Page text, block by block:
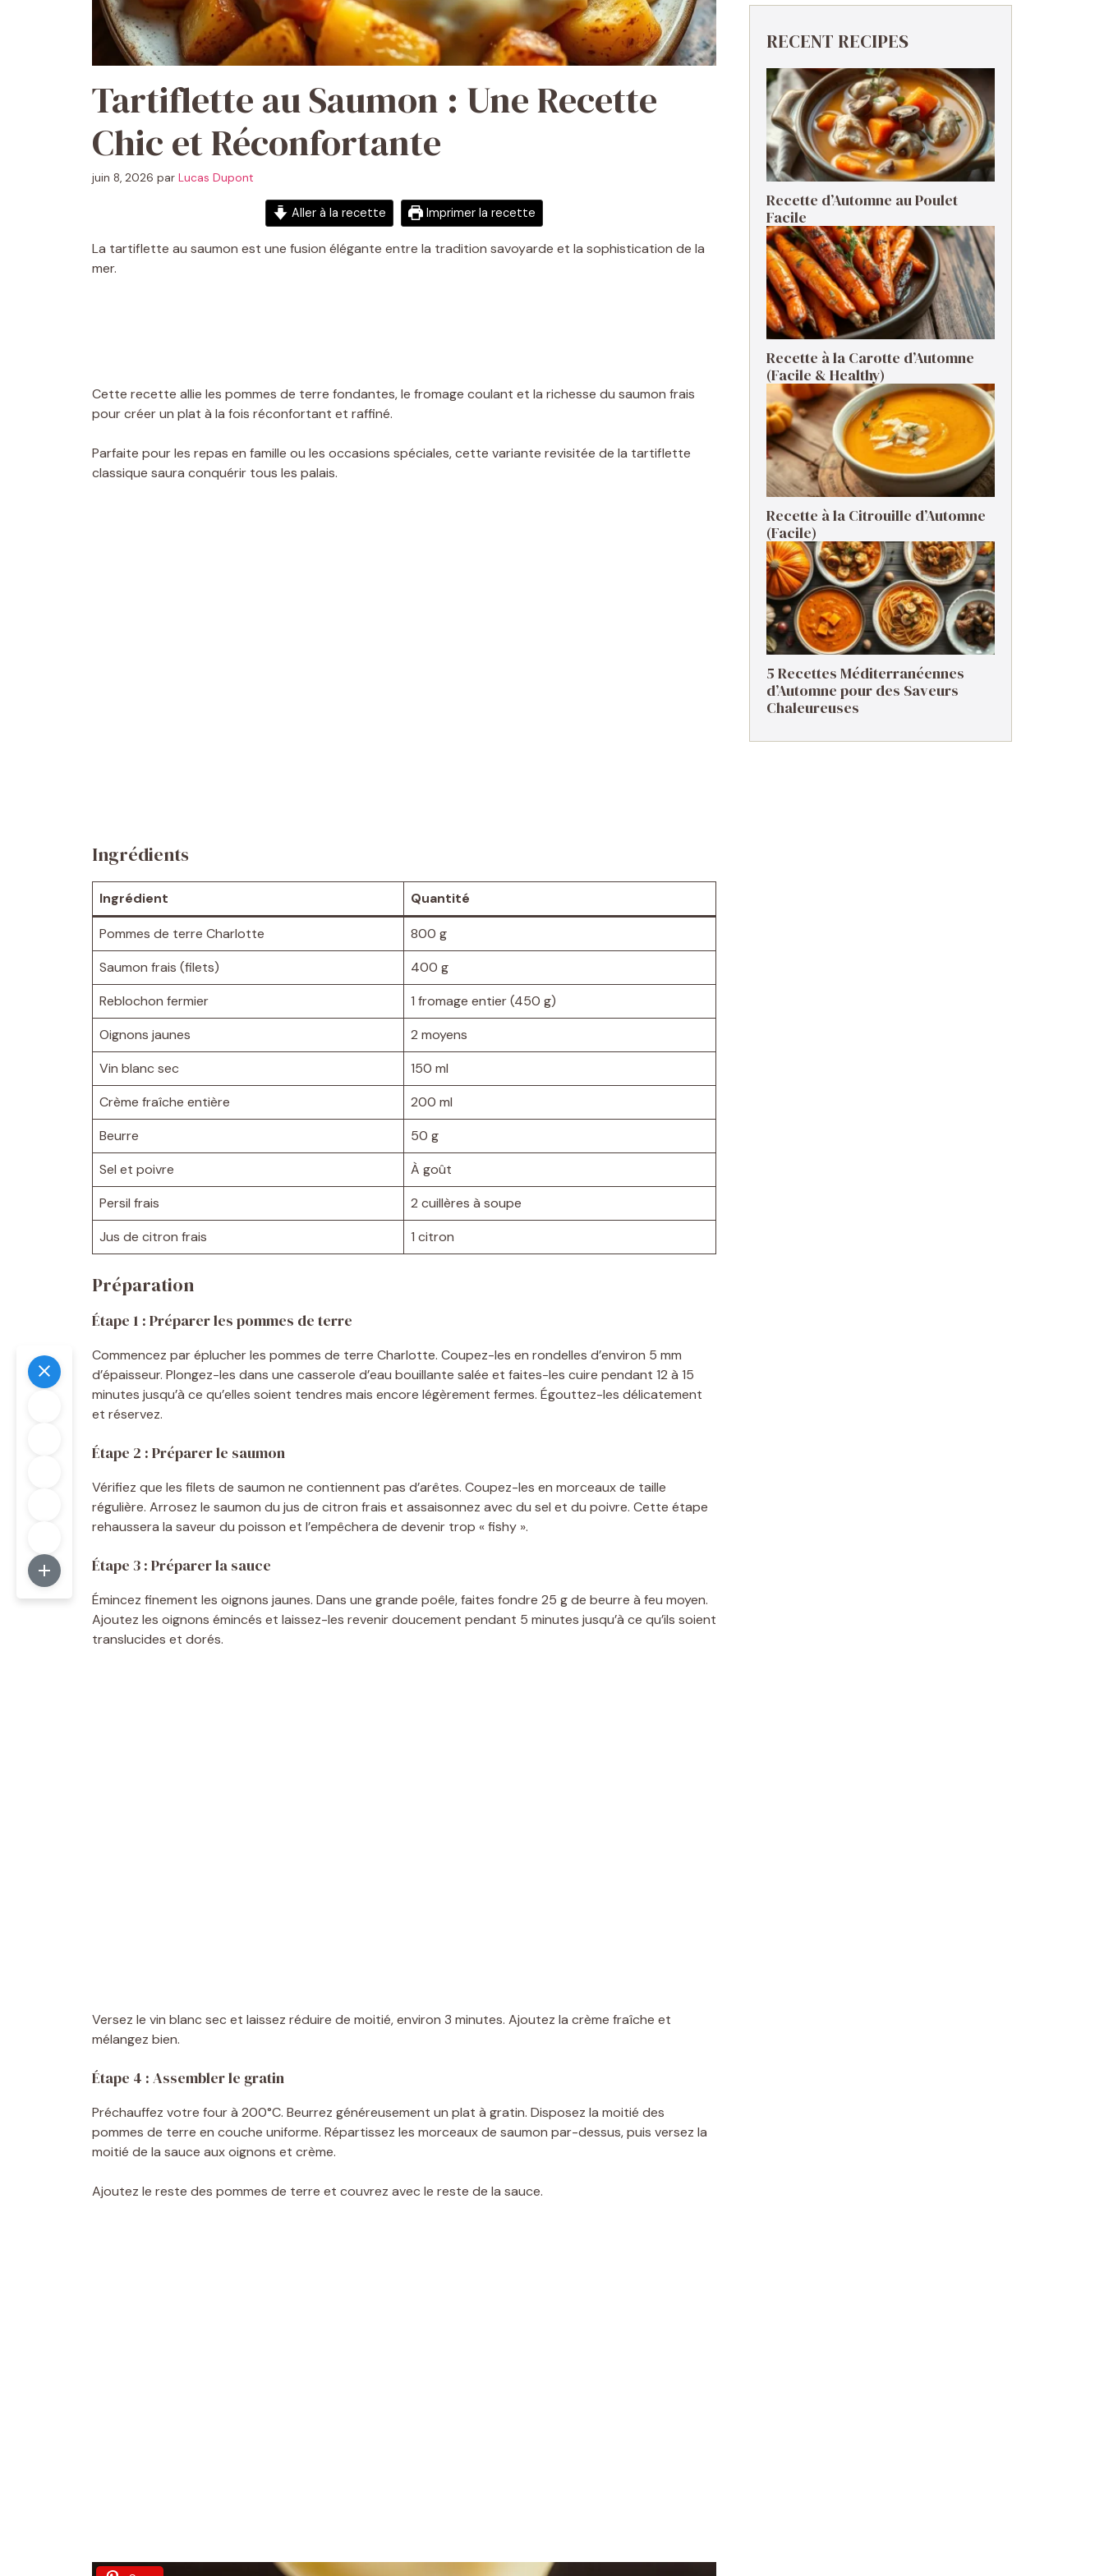
Tartiflette au Saumon : Une Recette
Chic et Réconfortante
juin 8, 2026 par Lucas Dupont
Aller à la recette Imprimer la recette
La tartiflette au saumon est une fusion élégante entre la tradition savoyarde et la sophistication de la
mer.
Cette recette allie les pommes de terre fondantes, le fromage coulant et la richesse du saumon frais
pour créer un plat à la fois réconfortant et raffiné.
Parfaite pour les repas en famille ou les occasions spéciales, cette variante revisitée de la tartiflette
classique saura conquérir tous les palais.
Ingrédients
Ingrédient Quantité
Pommes de terre Charlotte
800 g
Saumon frais (filets)
400 g
Reblochon fermier
1 fromage entier (450 g)
Oignons jaunes
2 moyens
Vin blanc sec
150 ml
Crème fraîche entière
200 ml
Beurre
50 g
Sel et poivre
À goût
Persil frais
2 cuillères à soupe
Jus de citron frais
1 citron
Préparation
Étape 1 : Préparer les pommes de terre
Commencez par éplucher les pommes de terre Charlotte. Coupez-les en rondelles d’environ 5 mm
d’épaisseur. Plongez-les dans une casserole d’eau bouillante salée et faites-les cuire pendant 12 à 15
minutes jusqu’à ce qu’elles soient tendres mais encore légèrement fermes. Égouttez-les délicatement
et réservez.
Étape 2 : Préparer le saumon
Vérifiez que les filets de saumon ne contiennent pas d’arêtes. Coupez-les en morceaux de taille
régulière. Arrosez le saumon du jus de citron frais et assaisonnez avec du sel et du poivre. Cette étape
rehaussera la saveur du poisson et l’empêchera de devenir trop « fishy ».
Étape 3 : Préparer la sauce
Émincez finement les oignons jaunes. Dans une grande poêle, faites fondre 25 g de beurre à feu moyen.
Ajoutez les oignons émincés et laissez-les revenir doucement pendant 5 minutes jusqu’à ce qu’ils soient
translucides et dorés.
Versez le vin blanc sec et laissez réduire de moitié, environ 3 minutes. Ajoutez la crème fraîche et
mélangez bien.
Étape 4 : Assembler le gratin
Préchauffez votre four à 200°C. Beurrez généreusement un plat à gratin. Disposez la moitié des
pommes de terre en couche uniforme. Répartissez les morceaux de saumon par-dessus, puis versez la
moitié de la sauce aux oignons et crème.
Ajoutez le reste des pommes de terre et couvrez avec le reste de la sauce.
RECENT RECIPES
Recette d’Automne au Poulet
Facile
Recette à la Carotte d’Automne
(Facile & Healthy)
Recette à la Citrouille d’Automne
(Facile)
5 Recettes Méditerranéennes
d’Automne pour des Saveurs
Chaleureuses